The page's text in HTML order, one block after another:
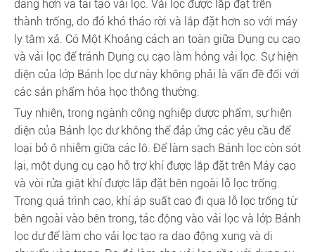
dàng hơn và tái tạo vải lọc. Vải lọc được lắp đặt trên
thành trống, do đó khó tháo rời và lắp đặt hơn so với máy
ly tâm xả. Có Một Khoảng cách an toàn giữa Dụng cụ cạo
và vải lọc để tránh Dụng cụ cạo làm hỏng vải lọc. Sự hiện
diện của lớp Bánh lọc dư này không phải là vấn đề đối với
các sản phẩm hóa học thông thường.
Tuy nhiên, trong ngành công nghiệp dược phẩm, sự hiện
diện của Bánh lọc dư không thể đáp ứng các yêu cầu để
loại bỏ ô nhiễm giữa các lô. Để làm sạch Bánh lọc còn sót
lại, một dụng cụ cạo hỗ trợ khí được lắp đặt trên Máy cạo
và vòi rửa giật khí được lắp đặt bên ngoài lỗ lọc trống.
Trong quá trình cạo, khí áp suất cao đi qua lỗ lọc trống từ
bên ngoài vào bên trong, tác động vào vải lọc và lớp Bánh
lọc dư để làm cho vải lọc tạo ra dao động xung và di